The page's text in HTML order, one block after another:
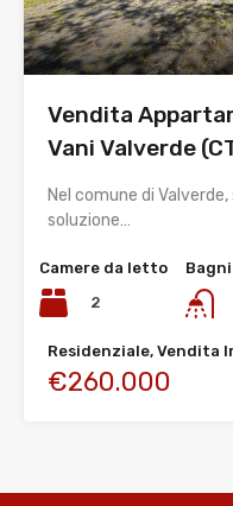
Vendita
Vani Valverde
Nel comune di
soluzione…
Camere da letto
2
Bagni
Residenziale, Vendita
€260.000